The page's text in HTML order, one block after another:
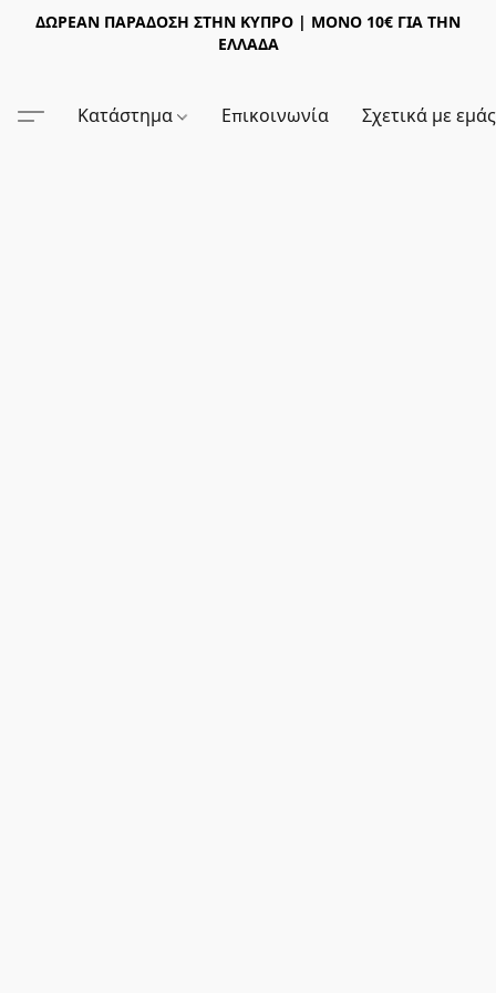
ΔΩΡΕΑΝ ΠΑΡΑΔΟΣΗ ΣΤΗΝ ΚΥΠΡΟ | ΜΟΝΟ 10€ ΓΙΑ ΤΗΝ
ΕΛΛΑΔΑ
Κατάστημα Επικοινωνία Σχετικά με εμάς